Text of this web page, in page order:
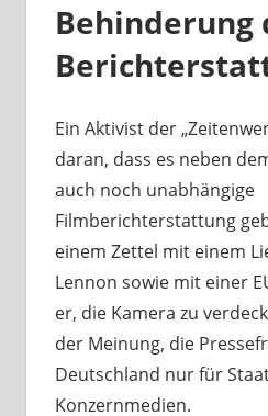
Behinderung
Ein Aktivist der
daran, dass es neben
auch noch unabhängige
Filmberichterstattung
einem Zettel mit einem
Lennon sowie mit einer
er, die Kamera zu
der Meinung, die
Deutschland nur für
Konzernmedien.